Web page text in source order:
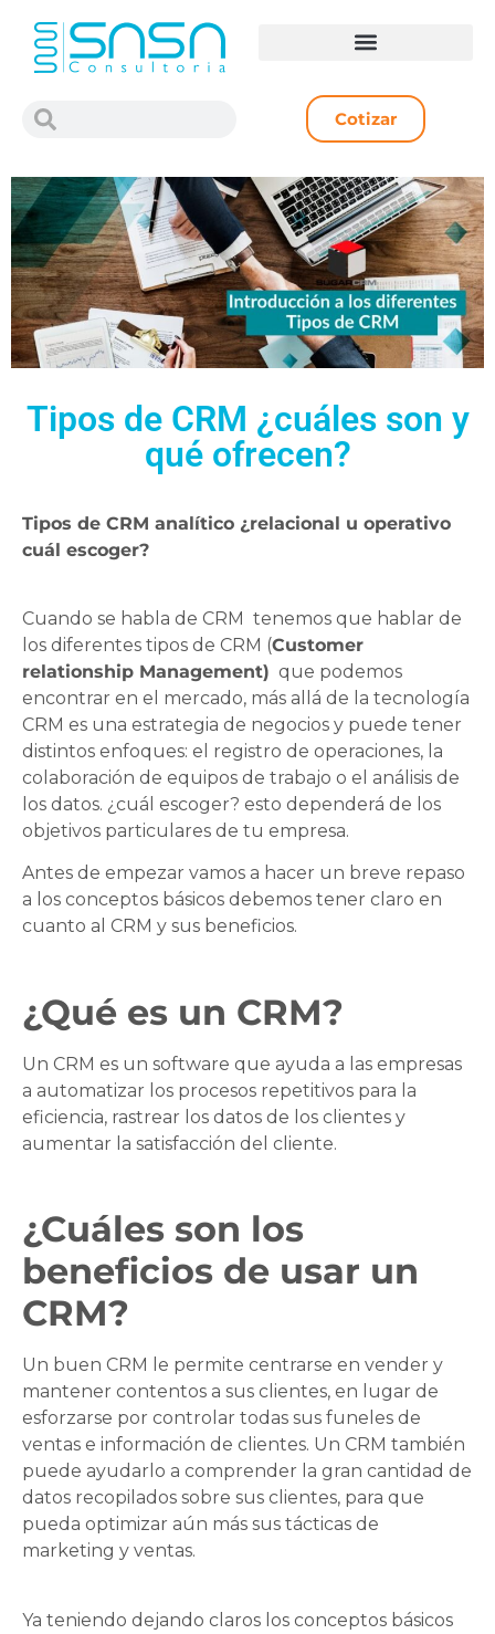
Cotizar
Tipos de CRM ¿cuáles son y
qué ofrecen?
Tipos de CRM analítico ¿relacional u operativo
cuál escoger?
Cuando se habla de CRM tenemos que hablar de
los diferentes tipos de CRM (Customer
relationship Management) que podemos
encontrar en el mercado, más allá de la tecnología
CRM es una estrategia de negocios y puede tener
distintos enfoques: el registro de operaciones, la
colaboración de equipos de trabajo o el análisis de
los datos. ¿cuál escoger? esto dependerá de los
objetivos particulares de tu empresa.
Antes de empezar vamos a hacer un breve repaso
a los conceptos básicos debemos tener claro en
cuanto al CRM y sus beneficios.
¿Qué es un CRM?
Un CRM es un software que ayuda a las empresas
a automatizar los procesos repetitivos para la
eficiencia, rastrear los datos de los clientes y
aumentar la satisfacción del cliente.
¿Cuáles son los
beneficios de usar un
CRM?
Un buen CRM le permite centrarse en vender y
mantener contentos a sus clientes, en lugar de
esforzarse por controlar todas sus funeles de
ventas e información de clientes. Un CRM también
puede ayudarlo a comprender la gran cantidad de
datos recopilados sobre sus clientes, para que
pueda optimizar aún más sus tácticas de
marketing y ventas.
Ya teniendo dejando claros los conceptos básicos